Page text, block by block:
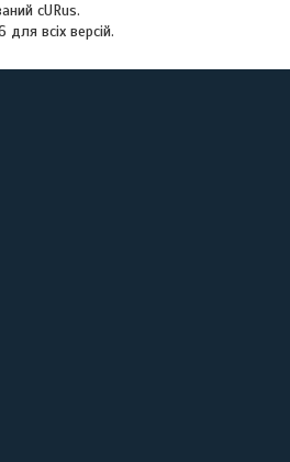
cURus.
для всіх версій.